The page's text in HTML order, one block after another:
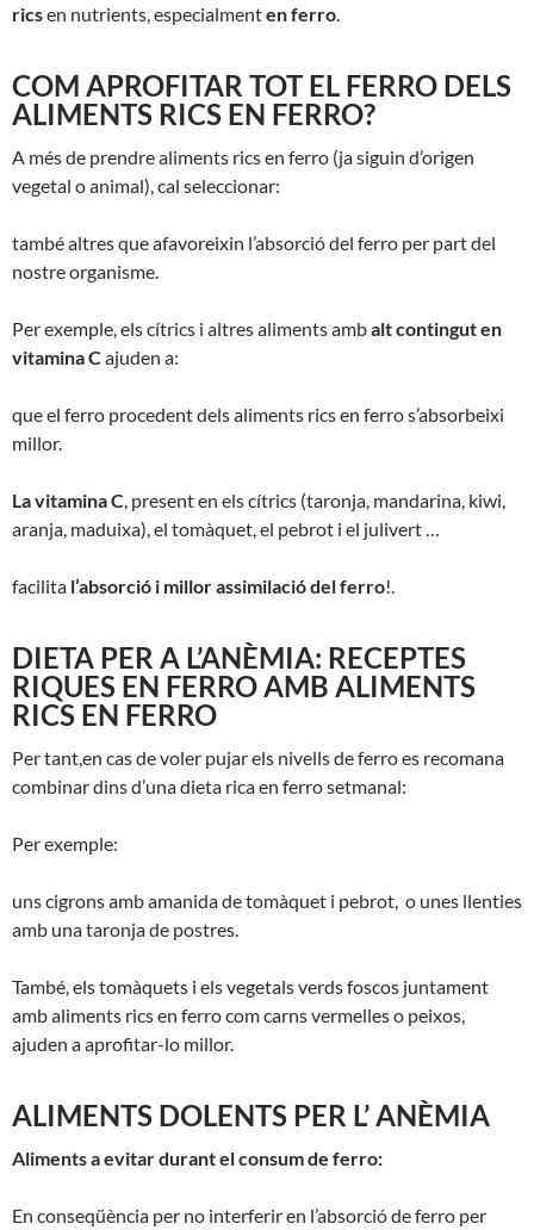
ricsen nutrients, especialmenten ferro
COM APROFITAR TOT EL FERRO DELS
ALIMENTS RICS EN FERRO?
A més de prendre aliments rics en ferro (ja siguin d’origen
vegetal o animal), cal seleccionar:
també altres que afavoreixin l’absorció del ferro per part del
nostre organisme.
Per exemple, els cítrics i altres aliments ambalt contingut en
vitamina C ajuden a:
que el ferro procedent dels aliments rics en ferro s’absorbeixi
millor.
La vitamina C , present en els cítrics (taronja, mandarina, kiwi,
aranja, maduixa), el tomàquet, el pebrot i el julivert …
facilita l’absorció i millor assimilació del ferro!.
DIETA PER A L’ANÈMIA: RECEPTES
RIQUES EN FERRO AMB ALIMENTS
RICS EN FERRO
Per tant,en cas de voler pujar els nivells de ferro es recomana
combinar dins d’una dieta rica en ferro setmanal:
Per exemple:
uns cigrons amb amanida de tomàquet i pebrot, o unes llenties
amb una taronja de postres.
També, els tomàquets i els vegetals verds foscos juntament
amb aliments rics en ferro com carns vermelles o peixos,
ajuden a aprofitar-lo millor.
ALIMENTS DOLENTS PER L’ ANÈMIA
Aliments a evitar durant el consum de ferro:
En conseqüència per no interferir en l’absorció de ferro per